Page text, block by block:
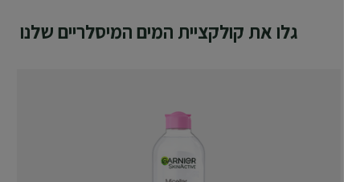
גלו את קולקציית המים המיסלריים שלנו